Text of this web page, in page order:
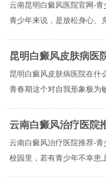
云南昆明白癜风医院官网-
青少年来说，是放松身心、
昆明白癜风皮肤病医
昆明白癜风皮肤病医院在什
青春期这个对自我形象极为
云南白癜风治疗医院
云南白癜风治疗医院推荐-
校园里，若有青少年不幸患